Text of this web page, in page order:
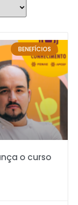
BENEFÍCIOS
o curso